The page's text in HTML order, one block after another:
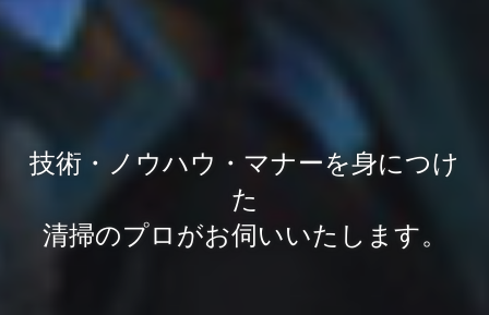
技術・ノウハウ・マナーを身につけ
た
清掃のプロがお伺いいたします。